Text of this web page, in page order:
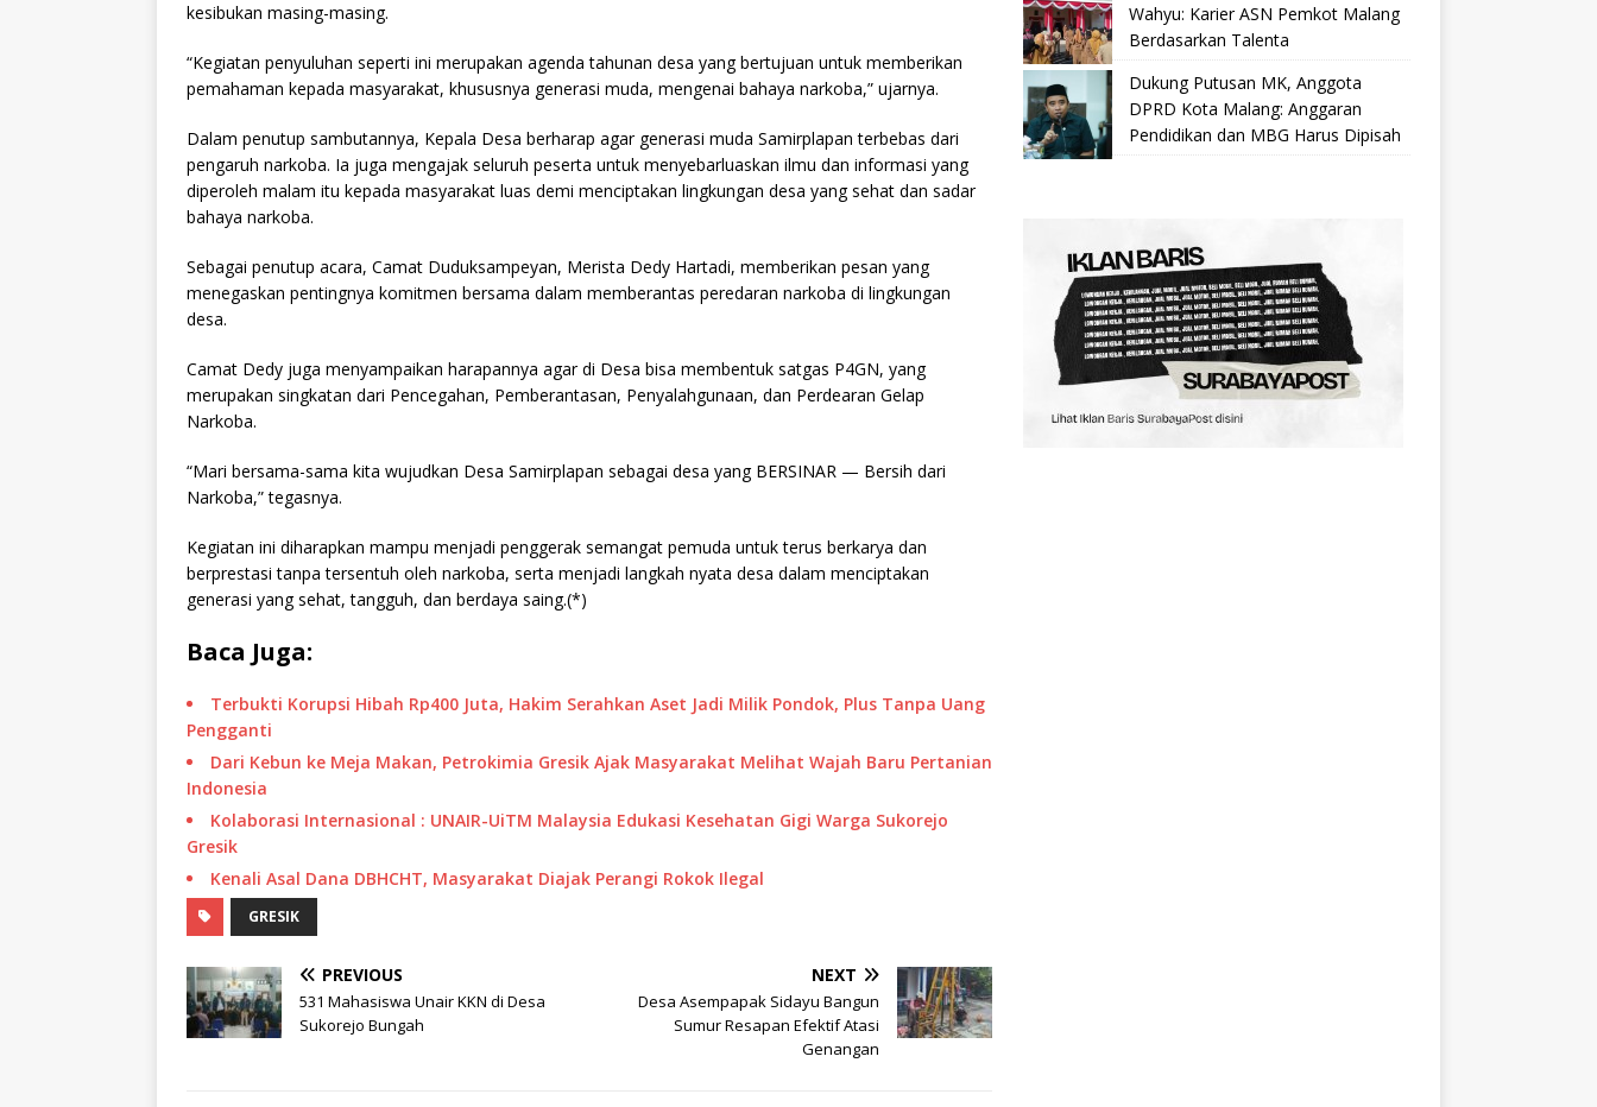
kesibukan masing-masing.
“Kegiatan penyuluhan seperti ini merupakan agenda tahunan desa yang bertujuan untuk memberikan
pemahaman kepada masyarakat, khususnya generasi muda, mengenai bahaya narkoba,” ujarnya.
Dalam penutup sambutannya, Kepala Desa berharap agar generasi muda Samirplapan terbebas dari
pengaruh narkoba. Ia juga mengajak seluruh peserta untuk menyebarluaskan ilmu dan informasi yang
diperoleh malam itu kepada masyarakat luas demi menciptakan lingkungan desa yang sehat dan sadar
bahaya narkoba.
Sebagai penutup acara, Camat Duduksampeyan, Merista Dedy Hartadi, memberikan pesan yang
menegaskan pentingnya komitmen bersama dalam memberantas peredaran narkoba di lingkungan
desa.
Camat Dedy juga menyampaikan harapannya agar di Desa bisa membentuk satgas P4GN, yang
merupakan singkatan dari Pencegahan, Pemberantasan, Penyalahgunaan, dan Perdearan Gelap
Narkoba.
“Mari bersama-sama kita wujudkan Desa Samirplapan sebagai desa yang BERSINAR — Bersih dari
Narkoba,” tegasnya.
Kegiatan ini diharapkan mampu menjadi penggerak semangat pemuda untuk terus berkarya dan
berprestasi tanpa tersentuh oleh narkoba, serta menjadi langkah nyata desa dalam menciptakan
generasi yang sehat, tangguh, dan berdaya saing.(*)
Baca Juga:
Terbukti Korupsi Hibah Rp400 Juta, Hakim Serahkan Aset Jadi Milik Pondok, Plus Tanpa Uang
Pengganti
Dari Kebun ke Meja Makan, Petrokimia Gresik Ajak Masyarakat Melihat Wajah Baru Pertanian
Indonesia
Kolaborasi Internasional : UNAIR-UiTM Malaysia Edukasi Kesehatan Gigi Warga Sukorejo
Gresik
Kenali Asal Dana DBHCHT, Masyarakat Diajak Perangi Rokok Ilegal
GRESIK
PREVIOUS
531 Mahasiswa Unair KKN di Desa
Sukorejo Bungah
NEXT
Desa Asempapak Sidayu Bangun
Sumur Resapan Efektif Atasi
Genangan
Wahyu: Karier ASN Pemkot Malang
Berdasarkan Talenta
Dukung Putusan MK, Anggota
DPRD Kota Malang: Anggaran
Pendidikan dan MBG Harus Dipisah